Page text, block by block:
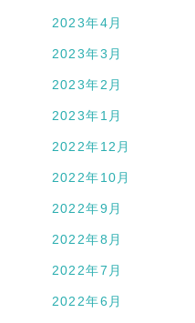
2023年4月
2023年3月
2023年2月
2023年1月
2022年12月
2022年10月
2022年9月
2022年8月
2022年7月
2022年6月